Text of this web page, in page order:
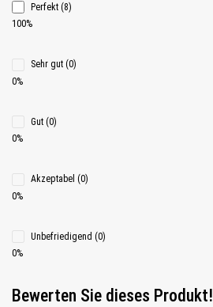
Perfekt (8)
100%
Sehr gut (0)
0%
Gut (0)
0%
Akzeptabel (0)
0%
Unbefriedigend (0)
0%
Bewerten Sie dieses Produkt!